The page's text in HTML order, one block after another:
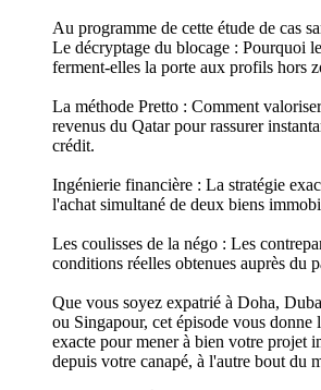
Au programme de cette étude de cas
Le décryptage du blocage : Pourquoi
ferment-elles la porte aux profils hors
La méthode Pretto : Comment
revenus du Qatar pour rassurer
crédit.
Ingénierie financière : La stratégie
l'achat simultané de deux biens
Les coulisses de la négo : Les
conditions réelles obtenues auprès du
Que vous soyez expatrié à Doha,
ou Singapour, cet épisode vous donne
exacte pour mener à bien votre projet
depuis votre canapé, à l'autre bout du